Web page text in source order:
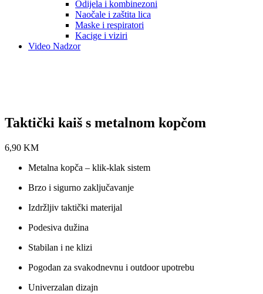
Odijela i kombinezoni
Naočale i zaštita lica
Maske i respiratori
Kacige i viziri
Video Nadzor
Taktički kaiš s metalnom kopčom
6,90 KM
Metalna kopča – klik-klak sistem
Brzo i sigurno zaključavanje
Izdržljiv taktički materijal
Podesiva dužina
Stabilan i ne klizi
Pogodan za svakodnevnu i outdoor upotrebu
Univerzalan dizajn